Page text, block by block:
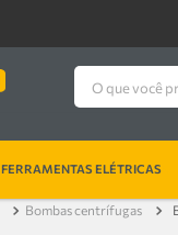
O que você
FERRAMENTAS ELÉTRICAS
bombas centrífugas